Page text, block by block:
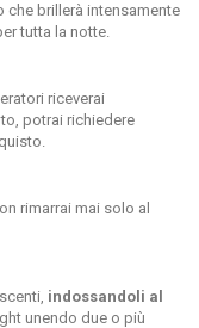
brillerà intensamente
tutta la notte.
riceverai
potrai richiedere
rimarrai mai solo al
indossandoli al
unendo due o più